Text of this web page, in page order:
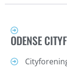
ODENSE